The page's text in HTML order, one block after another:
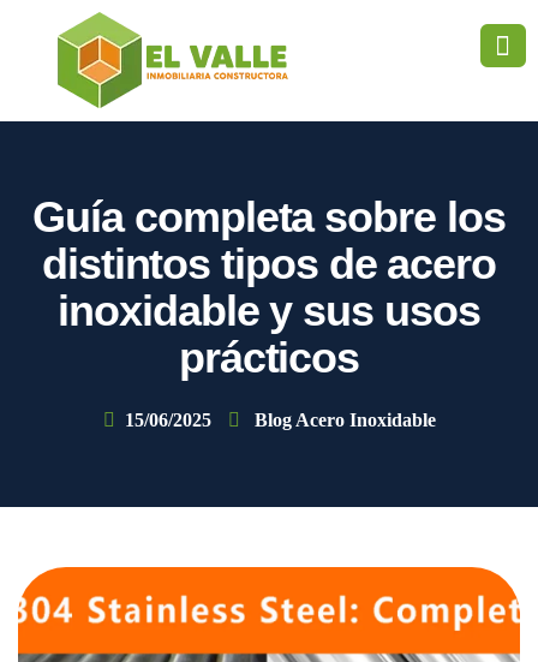
Guía completa sobre los
distintos tipos de acero
inoxidable y sus usos
prácticos
15/06/2025 Blog Acero Inoxidable